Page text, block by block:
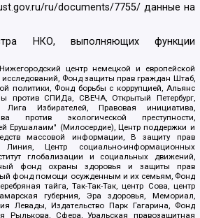
ru/documents/7755/ данные на
НКО, выполняющих функции
центр немецкой и европейской
исследований, Фонд защиты прав граждан Штаб,
политики, Фонд борьбы с коррупцией, Альянс
против СПИДа, СВЕЧА, Открытый Петербург,
Лига Избирателей, Правовая инициатива,
против экологической преступности,
Ерушалаим" (Милосердие), Центр поддержки и
массовой информации, В защиту прав
Центр социально-информационных
глобализации и социальных движений,
фонд охраны здоровья и защиты прав
фонд помощи осужденным и их семьям, Фонд
тайга, Так-Так-Так, центр Сова, центр
губерния, Эра здоровья, Мемориал,
Левады, Издательство Парк Гагарина, Фонд
Рылькова, Сфера, Уральская правозащитная